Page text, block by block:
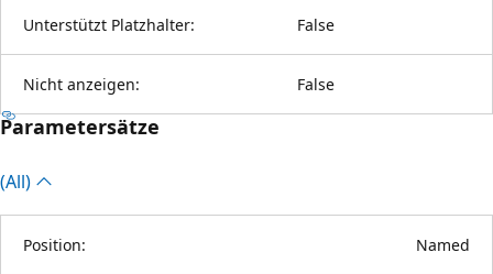
Unterstützt Platzhalter: False
Nicht anzeigen: False
Parametersätze
(All)
Position: Named